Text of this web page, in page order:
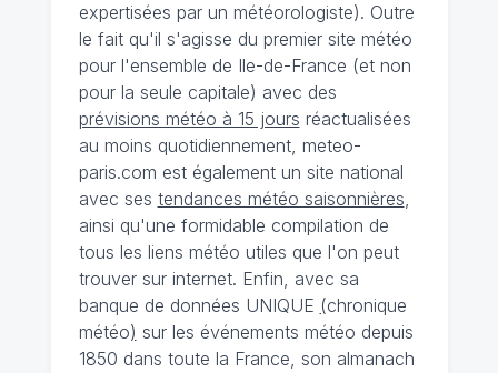
expertisées par un météorologiste). Outre
le fait qu'il s'agisse du premier site météo
pour l'ensemble de Ile-de-France (et non
pour la seule capitale) avec des
prévisions météo à 15 jours réactualisées
au moins quotidiennement, meteo-
paris.com est également un site national
avec ses tendances météo saisonnières,
ainsi qu'une formidable compilation de
tous les liens météo utiles que l'on peut
trouver sur internet. Enfin, avec sa
banque de données UNIQUE (chronique
météo) sur les événements météo depuis
1850 dans toute la France, son almanach